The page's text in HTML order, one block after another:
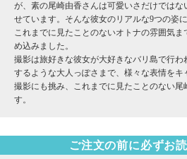
が、素の尾崎由香さんは可愛いさだけでは
せています。そんな彼女のリアルな9つの姿
これまでに見たことのないオトナの雰囲気
め込みました。
撮影は旅好きな彼女が大好きなバリ島で行わ
するような大人っぽさまで、様々な表情を
撮影にも挑み、これまでに見たことのない尾
す。
ご注文の前に必ずお